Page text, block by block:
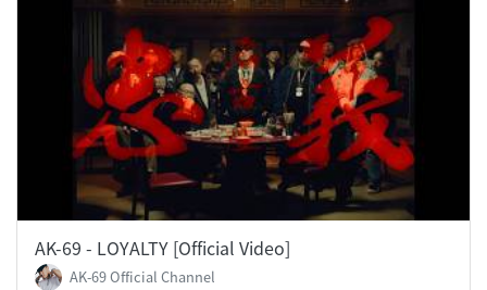
AK-69 - LOYALTY [Official Video]
AK-69 Official Channel